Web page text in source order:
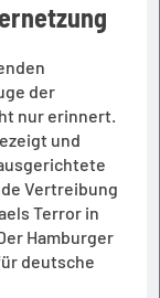
der
nur erinnert.
und
Vertreibung
Terror in
Hamburger
deutsche